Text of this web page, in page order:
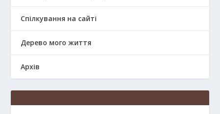
Спілкування на сайті
Дерево мого життя
Архів